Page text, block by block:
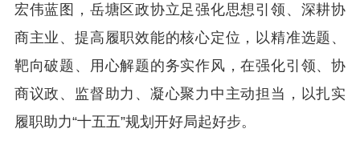
宏伟蓝图，岳塘区政协立足强化思想引领、深耕协
商主业、提高履职效能的核心定位，以精准选题、
靶向破题、用心解题的务实作风，在强化引领、协
商议政、监督助力、凝心聚力中主动担当，以扎实
履职助力“十五五”规划开好局起好步。